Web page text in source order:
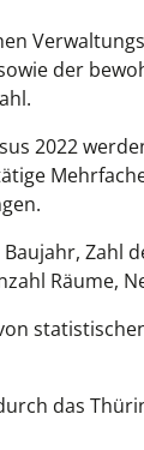
der
2022
Zahl
Räume,
das